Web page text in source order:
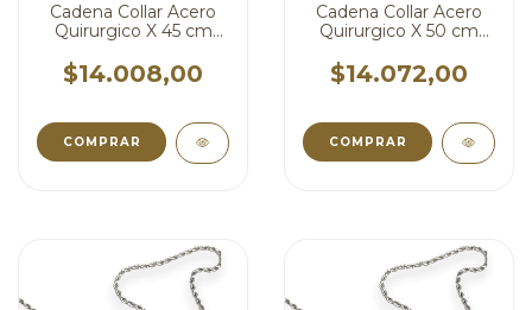
Cadena Collar Acero
Quirurgico X 45 cm
$14.008,00
COMPRAR
Cadena Collar Acero
Quirurgico X 50 cm
$14.072,00
COMPRAR